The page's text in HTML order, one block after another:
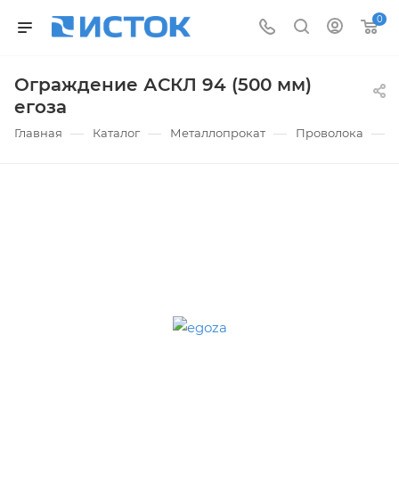
0
Ограждение АСКЛ 94 (500 мм)
егоза
Главная — Каталог — Металлопрокат — Проволока —